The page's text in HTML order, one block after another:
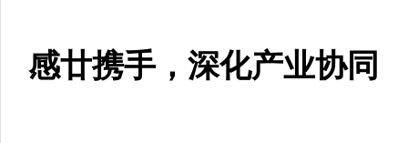
感廿携手，深化产业协同